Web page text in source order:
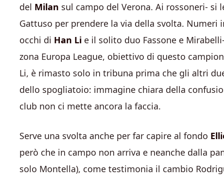
del Milan sul campo del Verona. Ai rossoneri-
Gattuso per prendere la via della svolta.
occhi di Han Li e il solito duo Fassone e
zona Europa League, obiettivo di questo
Li, è rimasto solo in tribuna prima che gli altri
dello spogliatoio: immagine chiara della
club non ci mette ancora la faccia.
Serve una svolta anche per far capire al fondo
però che in campo non arriva e neanche dalla
solo Montella), come testimonia il cambio